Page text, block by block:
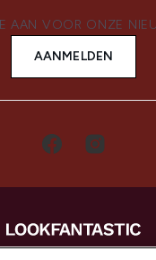
AAN VOOR ONZE
AANMELDEN